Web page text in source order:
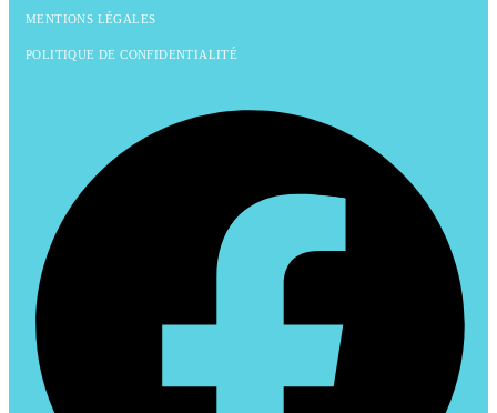
MENTIONS LÉGALES
POLITIQUE DE CONFIDENTIALITÉ